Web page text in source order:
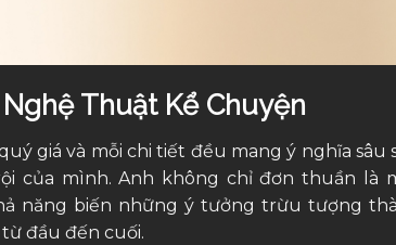
Thuật Kể Chuyện
giá và mỗi chi tiết đều mang ý nghĩa sâu
của mình. Anh không chỉ đơn thuần là
năng biến những ý tưởng trừu tượng
đầu đến cuối.